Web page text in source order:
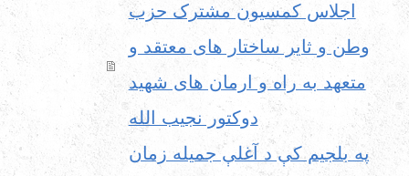
اجلاس کمسیون مشترک حزب
وطن و ثایر ساختار های معتقد و
متعهد به راه و ارمان های شهید
دوکتور نجیب الله
په بلجیم کې د آغلې جمیله زمان